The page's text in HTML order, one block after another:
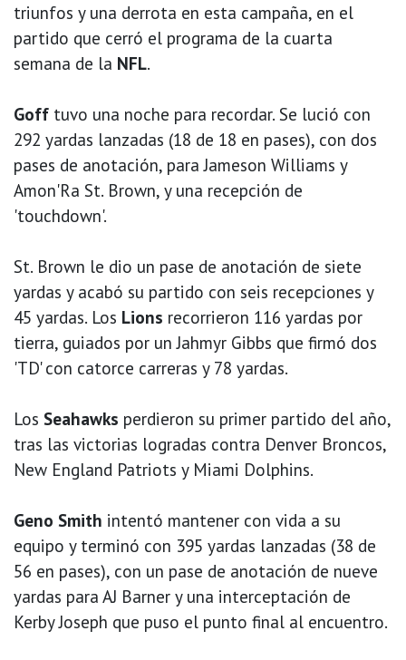
triunfos y una derrota en esta campaña, en el
partido que cerró el programa de la cuarta
semana de la NFL.
Goff tuvo una noche para recordar. Se lució con
292 yardas lanzadas (18 de 18 en pases), con dos
pases de anotación, para Jameson Williams y
Amon'Ra St. Brown, y una recepción de
'touchdown'.
St. Brown le dio un pase de anotación de siete
yardas y acabó su partido con seis recepciones y
45 yardas. Los Lions recorrieron 116 yardas por
tierra, guiados por un Jahmyr Gibbs que firmó dos
'TD' con catorce carreras y 78 yardas.
Los Seahawks perdieron su primer partido del año,
tras las victorias logradas contra Denver Broncos,
New England Patriots y Miami Dolphins.
Geno Smith intentó mantener con vida a su
equipo y terminó con 395 yardas lanzadas (38 de
56 en pases), con un pase de anotación de nueve
yardas para AJ Barner y una interceptación de
Kerby Joseph que puso el punto final al encuentro.